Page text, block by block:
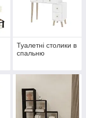
Туалетні столики в
спальню